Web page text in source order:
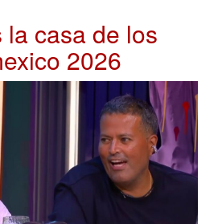
casa de los
2026